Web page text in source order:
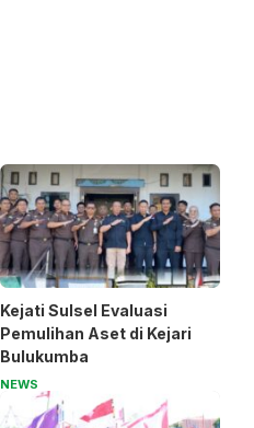
Kejati Sulsel Evaluasi
Pemulihan Aset di Kejari
Bulukumba
NEWS